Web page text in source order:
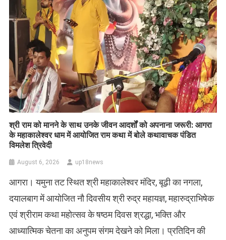
​श्री राम को मानने के साथ उनके जीवन आदर्शों को अपनाना जरूरी: आगरा
के महाकालेश्वर धाम में आयोजित राम कथा में बोले कथावाचक पंडित
विमलेश त्रिवेदी
August 6, 2026 up18news
आगरा। यमुना तट स्थित श्री महाकालेश्वर मंदिर, बूढ़ी का नगला,
दयालबाग में आयोजित नौ दिवसीय श्री रुद्र महायज्ञ, महारुद्राभिषेक
एवं श्रीराम कथा महोत्सव के षष्ठम दिवस श्रद्धा, भक्ति और
आध्यात्मिक चेतना का अनुपम संगम देखने को मिला। प्रतिदिन की